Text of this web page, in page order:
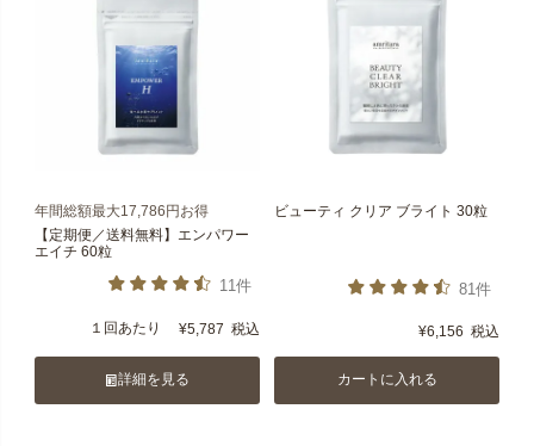
年間総額最大17,786円お得
【定期便／送料無料】エンパワー
エイチ 60粒
11件
１回あたり ¥5,787 税込
詳細を見る
ビューティ クリア ブライト 30粒
81件
¥6,156 税込
カートに入れる